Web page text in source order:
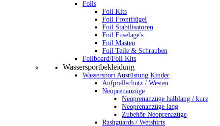
Foils
Foil Kits
Foil Frontflügel
Foil Stabilisatoren
Foil Fuselage's
Foil Masten
Foil Teile & Schrauben
Foilboard/Foil Kits
Wassersportbekleidung
Wassersport Ausrüstung Kinder
Aufprallschutz / Westen
Neoprenanzüge
Neoprenanzüge halblang / kurz
Neoprenanzüge lang
Zubehör Neoprenazüge
Rashguards / Wetshirts